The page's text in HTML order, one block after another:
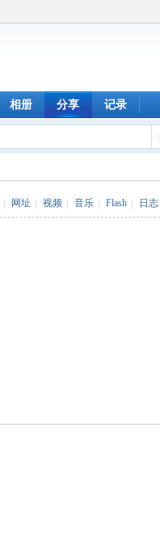
相册 分享 记录
网址 视频 音乐 Flash 日志